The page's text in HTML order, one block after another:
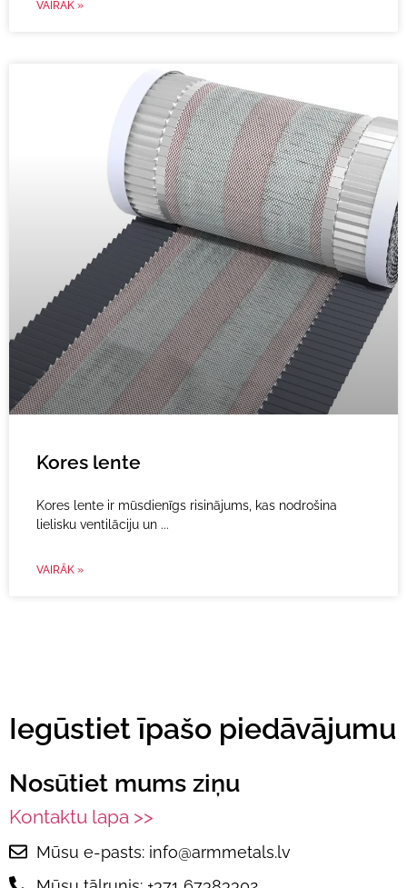
VAIRĀK »
Kores lente
Kores lente ir mūsdienīgs risinājums, kas nodrošina
lielisku ventilāciju un
VAIRĀK »
Iegūstiet īpašo piedāvājumu
Nosūtiet mums ziņu
Kontaktu lapa >>
Mūsu e-pasts: info@armmetals.lv